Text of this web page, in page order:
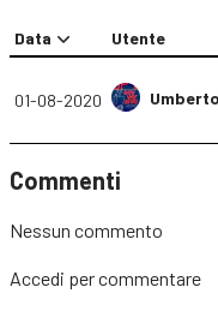
Data Utente
01-08-2020
Commenti
Nessun commento
Accedi per commentare